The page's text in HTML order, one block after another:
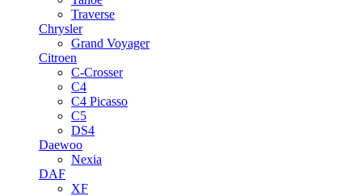
Traverse
Chrysler
Grand Voyager
Citroen
C-Crosser
C4
C4 Picasso
C5
DS4
Daewoo
Nexia
DAF
XF